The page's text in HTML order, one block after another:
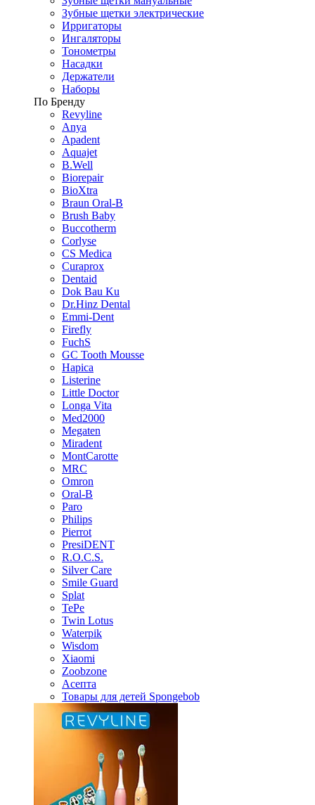
Зубные щетки электрические
Ирригаторы
Ингаляторы
Тонометры
Насадки
Держатели
Наборы
По Бренду
Revyline
Anya
Apadent
Aquajet
B.Well
Biorepair
BioXtra
Braun Oral-B
Brush Baby
Buccotherm
Corlyse
CS Medica
Curaprox
Dentaid
Dok Bau Ku
Dr.Hinz Dental
Emmi-Dent
Firefly
FuchS
GC Tooth Mousse
Hapica
Listerine
Little Doctor
Longa Vita
Med2000
Megaten
Miradent
MontCarotte
MRC
Omron
Oral-B
Paro
Philips
Pierrot
PresiDENT
R.O.C.S.
Silver Care
Smile Guard
Splat
TePe
Twin Lotus
Waterpik
Wisdom
Xiaomi
Zoobzone
Асепта
Товары для детей Spongebob